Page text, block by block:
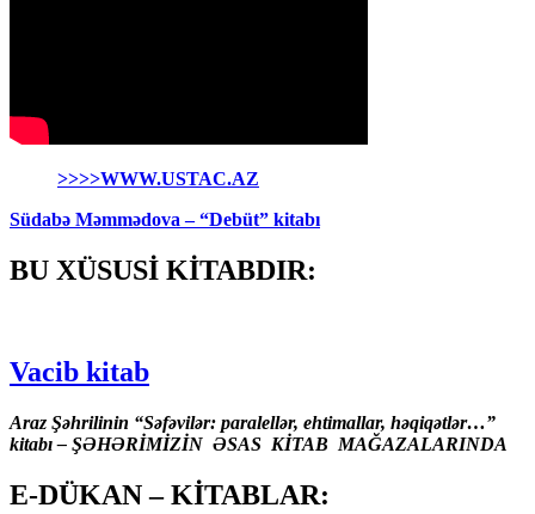
>>>>WWW.USTAC.AZ
Südabə Məmmədova – “Debüt” kitabı
BU XÜSUSİ KİTABDIR:
Vacib kitab
Araz Şəhrilinin “Səfəvilər: paralellər, ehtimallar, həqiqətlər…”
kitabı – ŞƏHƏRİMİZİN ƏSAS KİTAB MAĞAZALARINDA
E-DÜKAN – KİTABLAR: